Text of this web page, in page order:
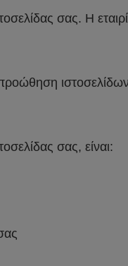
σας. Η
σας, είναι: